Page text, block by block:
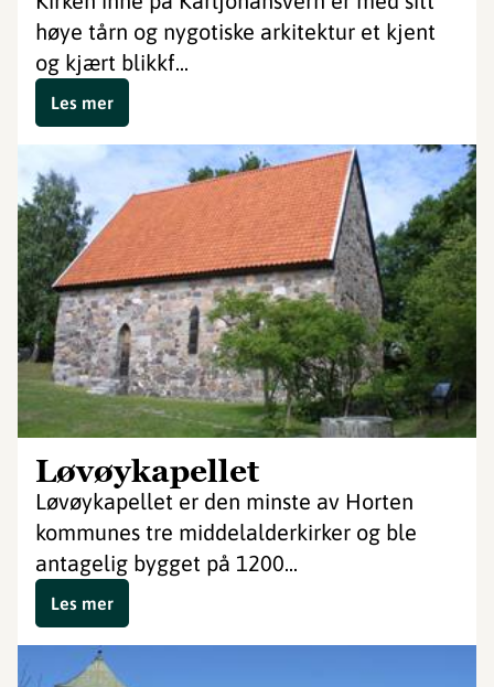
høye tårn og nygotiske arkitektur et kjent
og kjært blikkf...
Les mer
Løvøykapellet
Løvøykapellet er den minste av Horten
kommunes tre middelalderkirker og ble
antagelig bygget på 1200...
Les mer